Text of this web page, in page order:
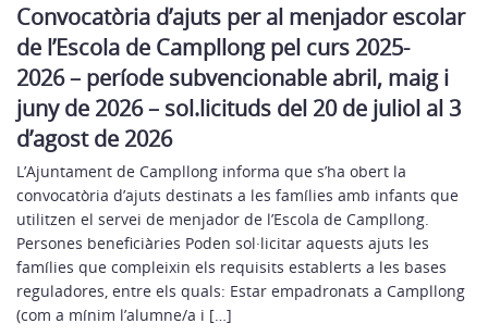
Convocatòria d’ajuts per al menjador escolar
de l’Escola de Campllong pel curs 2025-
2026 – període subvencionable abril, maig i
juny de 2026 – sol.licituds del 20 de juliol al 3
d’agost de 2026
L’Ajuntament de Campllong informa que s’ha obert la
convocatòria d’ajuts destinats a les famílies amb infants que
utilitzen el servei de menjador de l’Escola de Campllong.
Persones beneficiàries Poden sol·licitar aquests ajuts les
famílies que compleixin els requisits establerts a les bases
reguladores, entre els quals: Estar empadronats a Campllong
(com a mínim l’alumne/a i […]